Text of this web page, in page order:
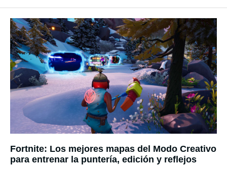
Fortnite: Los mejores mapas del Modo Creativo
para entrenar la puntería, edición y reflejos